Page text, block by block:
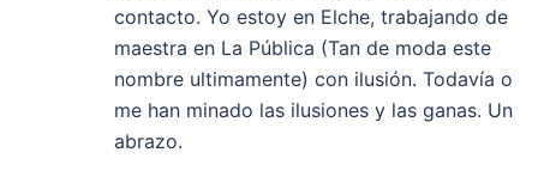
contacto. Yo estoy en Elche, trabajando de
maestra en La Pública (Tan de moda este
nombre ultimamente) con ilusión. Todavía o
me han minado las ilusiones y las ganas. Un
abrazo.